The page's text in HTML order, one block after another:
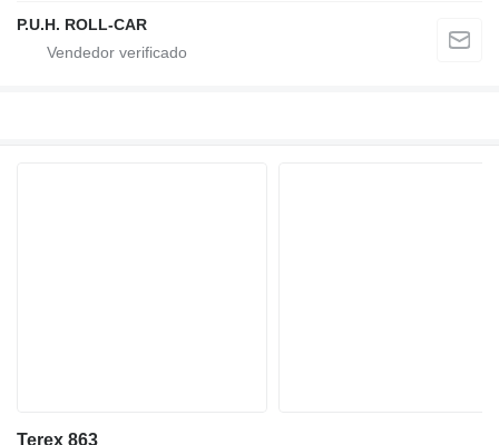
P.U.H. ROLL-CAR
Terex 863